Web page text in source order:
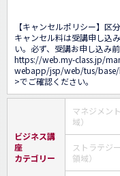
【キャンセルポリシー】区
キャンセル料は受講申し込
い。必ず、受講お申し込み
https://web.my-class.jp/
webapp/jsp/web/tus/base/
>でご確認ください。
ビジネス講
座
カテゴリー
マネジメン
域）
ストラテジ
領域）